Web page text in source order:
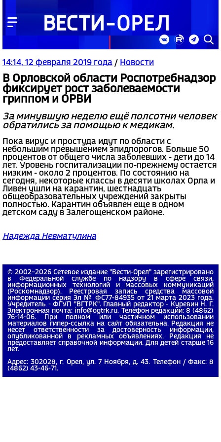
14:14, 12 февраля 2019 года / Новости
В Орловской области Роспотребнадзор
фиксирует рост заболеваемости
гриппом и ОРВИ
За минувшую неделю ещё полсотни человек
обратились за помощью к медикам.
Пока вирус и простуда идут по области с
небольшим превышением эпидпорогов. Больше 50
процентов от общего числа заболевших - дети до 14
лет. Уровень госпитализации по-прежнему остается
низким - около 2 процентов. По состоянию на
сегодня, некоторые классы в десяти школах Орла и
Ливен ушли на карантин, шестнадцать
общеобразовательных учреждений закрыты
полностью. Карантин объявлен еще в одном
детском саду в Залегощенском районе.
Надежда Невматулина
© 2002−2026 Сетевое издание "Вести-Орел" зарегистрировано
в Федеральной службе по надзору в сфере связи,
информационных технологий и массовых коммуникаций
(Роскомнадзор). Реестровая запись средства массовой
информации серия Эл № ФС77-84935 от 21 марта 2023 года.
Учредитель - ФГУП "ВГТРК". Главный редактор - Куревин Н. Г.
Электронная почта: info@ogtrk.ru. Телефон редакции: 8 (4862)
76-14-06. При полном или частичном использовании
материалов гипер-ссылка на сайт обязательна. Редакция не
несет ответственности за достоверность информации,
опубликованной в рекламных объявлениях. Редакция не
предоставляет справочной информации. Для детей старше 16
лет.
Адрес: 302028, г. Орел, ул. 7 Ноября, д. 43. Телефон / Факс: 8
(4862) 43-46-71.